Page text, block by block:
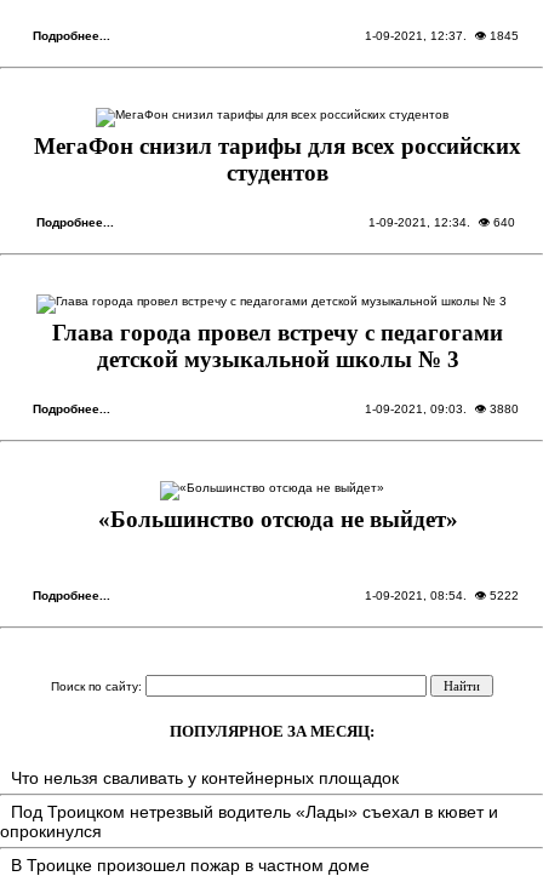
Подробнее... 1-09-2021, 12:37 . 👁 1845
МегаФон снизил тарифы для всех российских
студентов
Подробнее... 1-09-2021, 12:34. 👁 640
Глава города провел встречу с педагогами
детской музыкальной школы № 3
Подробнее... 1-09-2021, 09:03 . 👁 3880
«Большинство отсюда не выйдет»
Подробнее... 1-09-2021, 08:54. 👁 5222
Поиск по сайту:
ПОПУЛЯРНОЕ ЗА МЕСЯЦ:
Что нельзя сваливать у контейнерных площадок
Под Троицком нетрезвый водитель «Лады» съехал в кювет и
опрокинулся
В Троицке произошел пожар в частном доме